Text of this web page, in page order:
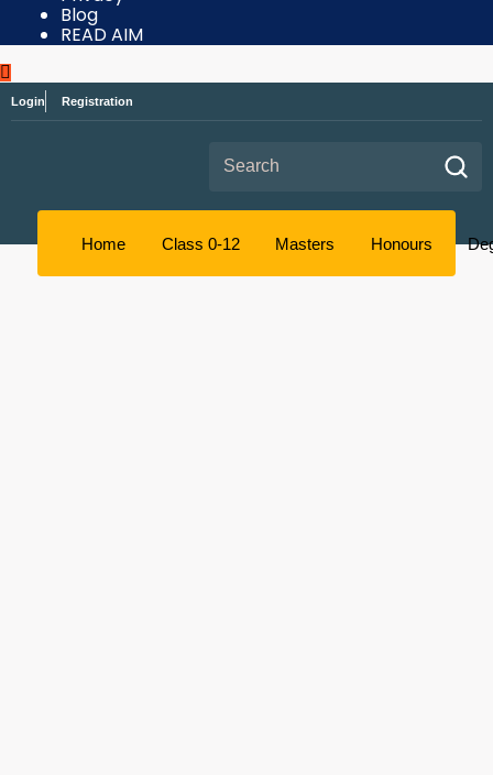
Blog
READ AIM
Login Registration
Home Class 0-12 Masters Honours